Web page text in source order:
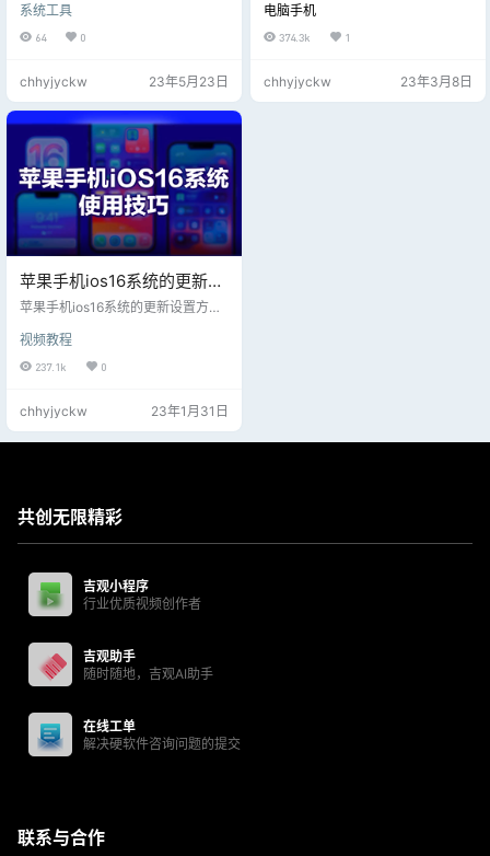
告，今天发现一期小米手机设置方
法！
系统工具
64 0
chhyjyckw 23年5月23日
序； 一般Android设备连接WinXP是
无需安装驱动的； 不过如果您想刷
机的话还是要安装必要的Android驱
电脑手机
374.3k 1
chhyjyckw 23年3月8日
苹果手机ios16系统的更新设
置方法，视频教程
苹果手机ios16系统的更新设置方
视频教程
237.1k 0
chhyjyckw 23年1月31日
共创无限精彩
吉观小程序
行业优质视频创作者
吉观助手
随时随地，吉观AI助手
在线工单
解决硬软件咨询问题的提交
联系与合作